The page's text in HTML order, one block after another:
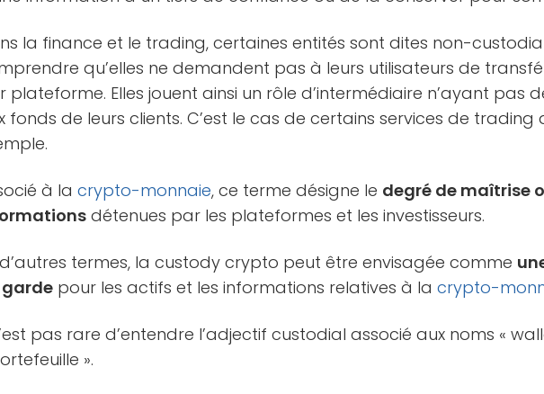
la finance et le trading, certaines entités sont dites non-
qu’elles ne demandent pas à leurs utilisateurs de
plateforme. Elles jouent ainsi un rôle d’intermédiaire n’ayant pas
fonds de leurs clients. C’est le cas de certains services de
à lacrypto-monnaie, ce terme désigne le degré de maîtrise
détenues par les plateformes et les investisseurs.
d’autres termes, la custody crypto peut être envisagée comme
pour les actifs et les informations relatives à lacrypto-
pas rare d’entendre l’adjectif custodial associé aux noms «
».